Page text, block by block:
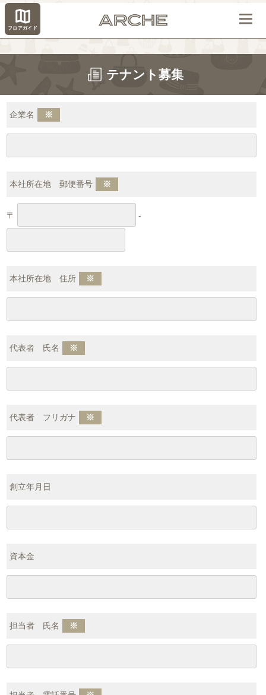
フロアガイド
テナント募集
企業名 ※
本社所在地 郵便番号 ※
〒 -
本社所在地 住所 ※
代表者 氏名 ※
代表者 フリガナ ※
創立年月日
資本金
担当者 氏名 ※